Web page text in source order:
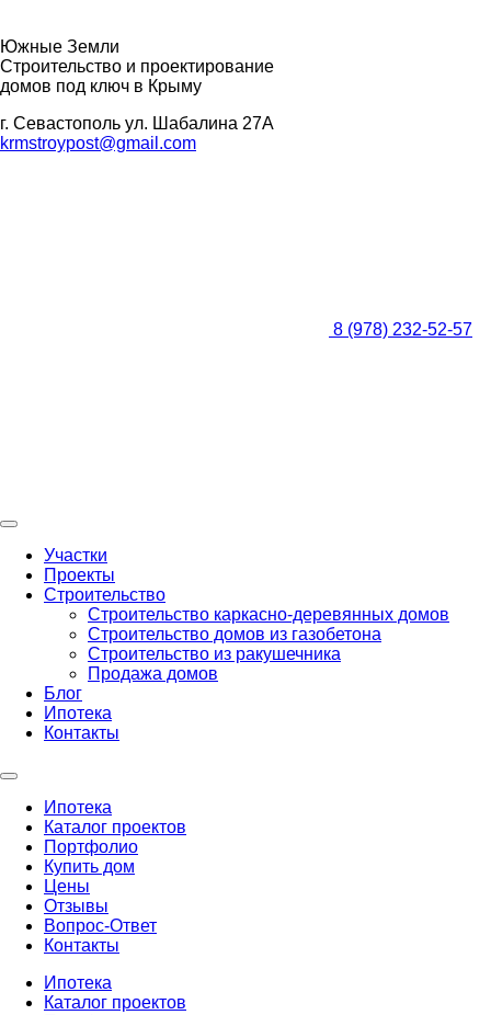
Южные Земли
Строительство и проектирование
домов под ключ в Крыму
г. Севастополь ул. Шабалина 27А
krmstroypost@gmail.com
8 (978) 232-52-57
Участки
Проекты
Строительство
Строительство каркасно-деревянных домов
Строительство домов из газобетона
Строительство из ракушечника
Продажа домов
Блог
Ипотека
Контакты
Ипотека
Каталог проектов
Портфолио
Купить дом
Цены
Отзывы
Вопрос-Ответ
Контакты
Ипотека
Каталог проектов